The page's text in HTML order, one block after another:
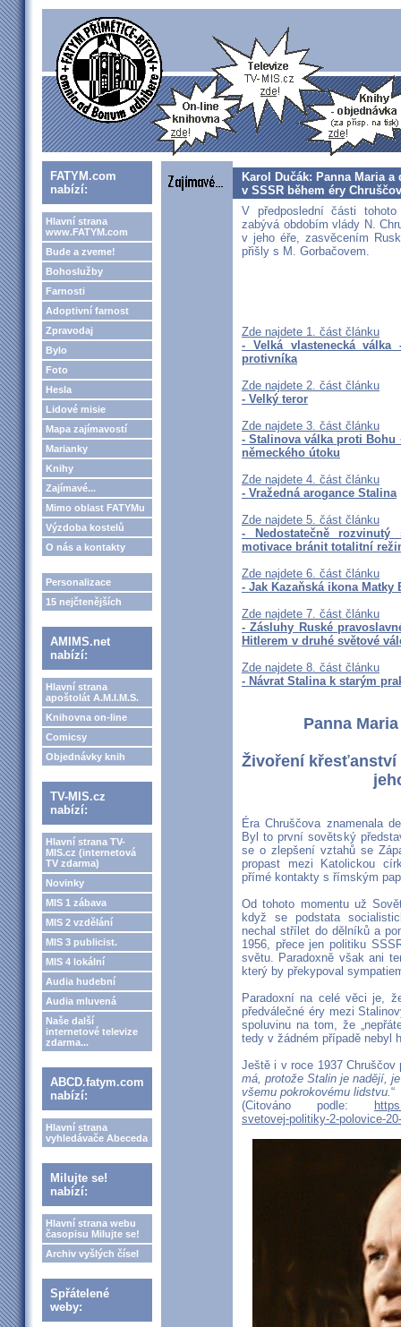
FATYM.com
nabízí:
Hlavní strana
www.FATYM.com
Bude a zveme!
Bohoslužby
Farnosti
Adoptivní farnost
Zpravodaj
Bylo
Foto
Hesla
Lidové misie
Mapa zajímavostí
Marianky
Knihy
Zajímavé...
Mimo oblast FATYMu
Výzdoba kostelů
O nás a kontakty
Personalizace
15 nejčtenějších
AMIMS.net
nabízí:
Hlavní strana
apoštolát A.M.I.M.S.
Knihovna on-line
Comicsy
Objednávky knih
TV-MIS.cz
nabízí:
Hlavní strana TV-
MIS.cz (internetová
TV zdarma)
Novinky
MIS 1 zábava
MIS 2 vzdělání
MIS 3 publicist.
MIS 4 lokální
Audia hudební
Audia mluvená
Naše další
internetové televize
zdarma...
ABCD.fatym.com
nabízí:
Hlavní strana
vyhledávače Abeceda
Milujte se!
nabízí:
Hlavní strana webu
časopisu Milujte se!
Archiv vyšlých čísel
Spřátelené
weby:
Karol Dučák: Panna Maria
v SSSR během éry
V předposlední části
zabývá obdobím vlády N.
v jeho éře, zasvěcením
přišly s M. Gorbačovem.
Zde najdete 1. část článku
- Velká vlastenecká
protivníka
Zde najdete 2. část článku
- Velký teror
Zde najdete 3. část článku
- Stalinova válka proti
německého útoku
Zde najdete 4. část článku
- Vražedná arogance Stalina
Zde najdete 5. část článku
- Nedostatečně
motivace bránit totalitní
Zde najdete 6. část článku
- Jak Kazaňská ikona
Zde najdete 7. část článku
- Zásluhy Ruské
Hitlerem v druhé světové
Zde najdete 8. část článku
- Návrat Stalina k starým
Panna
Živoření křesťanství
Éra Chruščova znamenala
Byl to první sovětský
se o zlepšení vztahů se
propast mezi Katolickou
přímé kontakty s římským
Od tohoto momentu už
když se podstata
nechal střílet do dělníků a
1956, přece jen politiku
světu. Paradoxně však ani
který by překypoval
Paradoxní na celé věci je,
předválečné éry mezi
spoluvinu na tom, že
tedy v žádném případě nebyl
Ještě i v roce 1937 Chruščov
má, protože Stalin je nadějí,
všemu pokrokovému lidstvu.“
(Citováno podle:
svetovej-politiky-2-polovice-